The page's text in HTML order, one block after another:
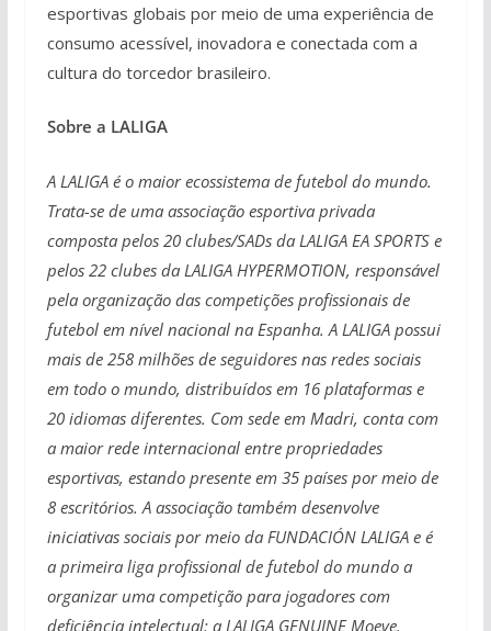
esportivas globais por meio de uma experiência de
consumo acessível, inovadora e conectada com a
cultura do torcedor brasileiro.
Sobre a LALIGA
A LALIGA é o maior ecossistema de futebol do mundo.
Trata-se de uma associação esportiva privada
composta pelos 20 clubes/SADs da LALIGA EA SPORTS e
pelos 22 clubes da LALIGA HYPERMOTION, responsável
pela organização das competições profissionais de
futebol em nível nacional na Espanha. A LALIGA possui
mais de 258 milhões de seguidores nas redes sociais
em todo o mundo, distribuídos em 16 plataformas e
20 idiomas diferentes. Com sede em Madri, conta com
a maior rede internacional entre propriedades
esportivas, estando presente em 35 países por meio de
8 escritórios. A associação também desenvolve
iniciativas sociais por meio da FUNDACIÓN LALIGA e é
a primeira liga profissional de futebol do mundo a
organizar uma competição para jogadores com
deficiência intelectual: a LALIGA GENUINE Moeve.